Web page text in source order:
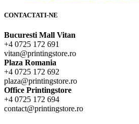
CONTACTATI-NE
Bucuresti Mall Vitan
+4 0725 172 691
vitan@printingstore.ro
Plaza Romania
+4 0725 172 692
plaza@printingstore.ro
Office Printingstore
+4 0725 172 694
contact@printingstore.ro